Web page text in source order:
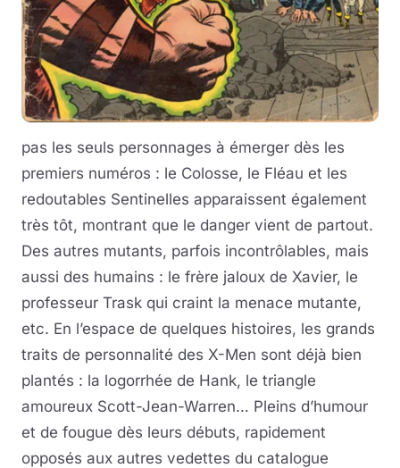
pas les seuls personnages à émerger dès les
premiers numéros : le Colosse, le Fléau et les
redoutables Sentinelles apparaissent également
très tôt, montrant que le danger vient de partout.
Des autres mutants, parfois incontrôlables, mais
aussi des humains : le frère jaloux de Xavier, le
professeur Trask qui craint la menace mutante,
etc. En l’espace de quelques histoires, les grands
traits de personnalité des X-Men sont déjà bien
plantés : la logorrhée de Hank, le triangle
amoureux Scott-Jean-Warren… Pleins d’humour
et de fougue dès leurs débuts, rapidement
opposés aux autres vedettes du catalogue